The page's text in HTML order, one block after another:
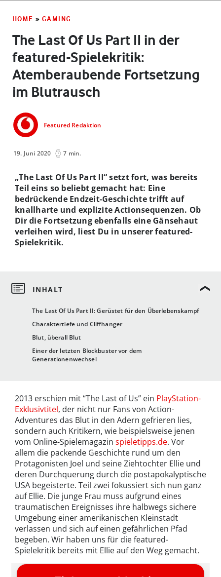
HOME » GAMING
The Last Of Us Part II in der
featured-Spielekritik:
Atemberaubende Fortsetzung
im Blutrausch
Featured Redaktion
19. Juni 2020 7 min.
The Last Of Us Part II: Gerüstet für den Überlebenskampf
Charaktertiefe und Cliffhanger
Blut, überall Blut
Einer der letzten Blockbuster vor dem
Generationenwechsel
„The Last Of Us Part II“ setzt fort, was bereits
Teil eins so beliebt gemacht hat: Eine
bedrückende Endzeit-Geschichte trifft auf
knallharte und explizite Actionsequenzen. Ob
Dir die Fortsetzung ebenfalls eine Gänsehaut
verleihen wird, liest Du in unserer featured-
Spielekritik.
2013 erschien mit “The Last of Us” ein PlayStation-
Exklusivtitel, der nicht nur Fans von Action-
Adventures das Blut in den Adern gefrieren lies,
sondern auch Kritikern, wie beispielsweise jenen
vom Online-Spielemagazin spieletipps.de. Vor
allem die packende Geschichte rund um den
Protagonisten Joel und seine Ziehtochter Ellie und
deren Durchquerung durch die postapokalyptische
USA begeisterte. Teil zwei fokussiert sich nun ganz
auf Ellie. Die junge Frau muss aufgrund eines
traumatischen Ereignisses ihre halbwegs sichere
Umgebung einer amerikanischen Kleinstadt
verlassen und sich auf einen gefährlichen Pfad
begeben. Wir haben uns für die featured-
Spielekritik bereits mit Ellie auf den Weg gemacht.